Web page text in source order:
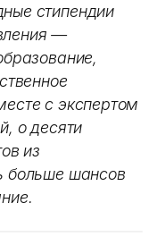
стипендии
—
с экспертом
о десяти
из
больше шансов